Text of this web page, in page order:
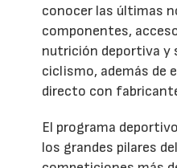
conocer las últimas
componentes,
nutrición deportiva y
ciclismo, además de
directo con
El programa
los grandes pilares